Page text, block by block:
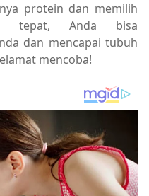
protein dan memilih
tepat, Anda bisa
dan mencapai tubuh
mencoba!